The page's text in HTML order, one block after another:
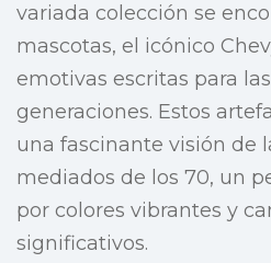
variada colección se
mascotas, el icónico
emotivas escritas para
generaciones. Estos
una fascinante visión de
mediados de los 70, un
por colores vibrantes y
significativos.